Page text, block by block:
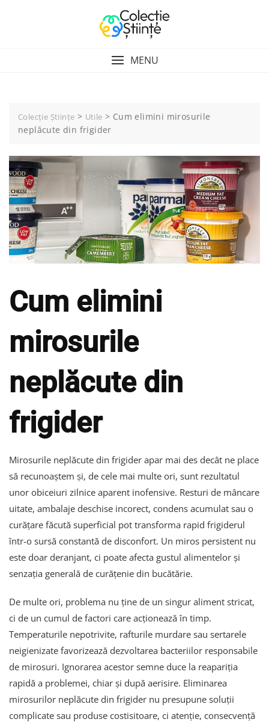
MENU
Colecție Științe > Utile > Cum elimini mirosurile
neplăcute din frigider
Cum elimini
mirosurile
neplăcute din
frigider
Mirosurile neplăcute din frigider apar mai des decât ne place
să recunoaștem și, de cele mai multe ori, sunt rezultatul
unor obiceiuri zilnice aparent inofensive. Resturi de mâncare
uitate, ambalaje deschise incorect, condens acumulat sau o
curățare făcută superficial pot transforma rapid frigiderul
într-o sursă constantă de disconfort. Un miros persistent nu
este doar deranjant, ci poate afecta gustul alimentelor și
senzația generală de curățenie din bucătărie.
De multe ori, problema nu ține de un singur aliment stricat,
ci de un cumul de factori care acționează în timp.
Temperaturile nepotrivite, rafturile murdare sau sertarele
neigienizate favorizează dezvoltarea bacteriilor responsabile
de mirosuri. Ignorarea acestor semne duce la reapariția
rapidă a problemei, chiar și după aerisire. Eliminarea
mirosurilor neplăcute din frigider nu presupune soluții
complicate sau produse costisitoare, ci atenție, consecvență